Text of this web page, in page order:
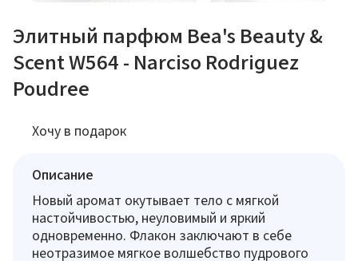
Элитный парфюм Bea's Beauty &
Scent W564 - Narciso Rodriguez
Poudree
Хочу в подарок
Описание
Новый аромат окутывает тело с мягкой
настойчивостью, неуловимый и яркий
одновременно. Флакон заключают в себе
неотразимое мягкое волшебство пудрового